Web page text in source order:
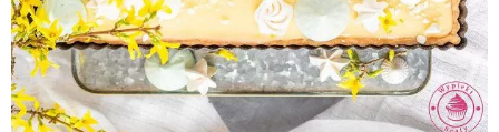
Przetwory
Posiłki